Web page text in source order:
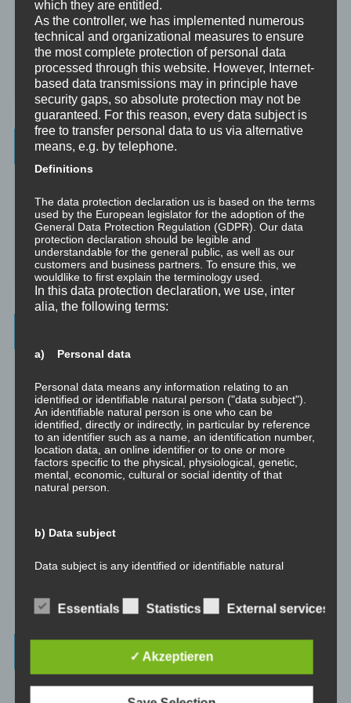
zwischen einem Supervisor und einem Klienten.
Ausbildung
Ausbildung ist die angepasste Vermittlung von allgemeinem Wissen
und praktischen Fertigkeiten zu diesem Wissen durch eine
erfahrene Person an Klienten.
Wissenswertes
☞ Vertraulichkeitserklärung
☞ Grundlagen für persönliche Entwicklung
☞ Was kostet es?
⇒ Meditationen für Transformation Hier gibt es Meditationen, die
die manchmal nötige Transformation für Entwicklung und Wachstum
anstoßen.
⇒ Emotionale KompetenzHier gibt es Meditationen, um die eigene
emotionale Kompetenz zu entwickeln.
Traumreisen.
⇒ Philosophische Exkurse
Hier gibt es Hintergrundwissen zu den
Beiträge – blog.dicklberger.com
which they are entitled.
As the controller, we has implemented numerous
technical and organizational measures to ensure
the most complete protection of personal data
processed through this website. However, Internet-
based data transmissions may in principle have
security gaps, so absolute protection may not be
guaranteed. For this reason, every data subject is
free to transfer personal data to us via alternative
means, e.g. by telephone.
Definitions
The data protection declaration us is based on the terms
used by the European legislator for the adoption of the
General Data Protection Regulation (GDPR). Our data
protection declaration should be legible and
understandable for the general public, as well as our
customers and business partners. To ensure this, we
wouldlike to first explain the terminology used.
In this data protection declaration, we use, inter
alia, the following terms:
a) Personal data
Personal data means any information relating to an
identified or identifiable natural person ("data subject").
An identifiable natural person is one who can be
identified, directly or indirectly, in particular by reference
to an identifier such as a name, an identification number,
location data, an online identifier or to one or more
factors specific to the physical, physiological, genetic,
mental, economic, cultural or social identity of that
natural person.
b) Data subject
Data subject is any identified or identifiable natural
Essentials Statistics External services
✓ Akzeptieren